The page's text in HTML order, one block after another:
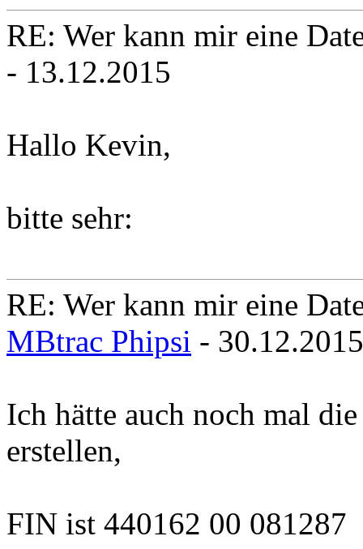
RE: Wer kann mir eine
- 13.12.2015
Hallo Kevin,
bitte sehr:
RE: Wer kann mir eine
MBtrac Phipsi - 30.12.2015
Ich hätte auch noch mal
erstellen,
FIN ist 440162 00 081287